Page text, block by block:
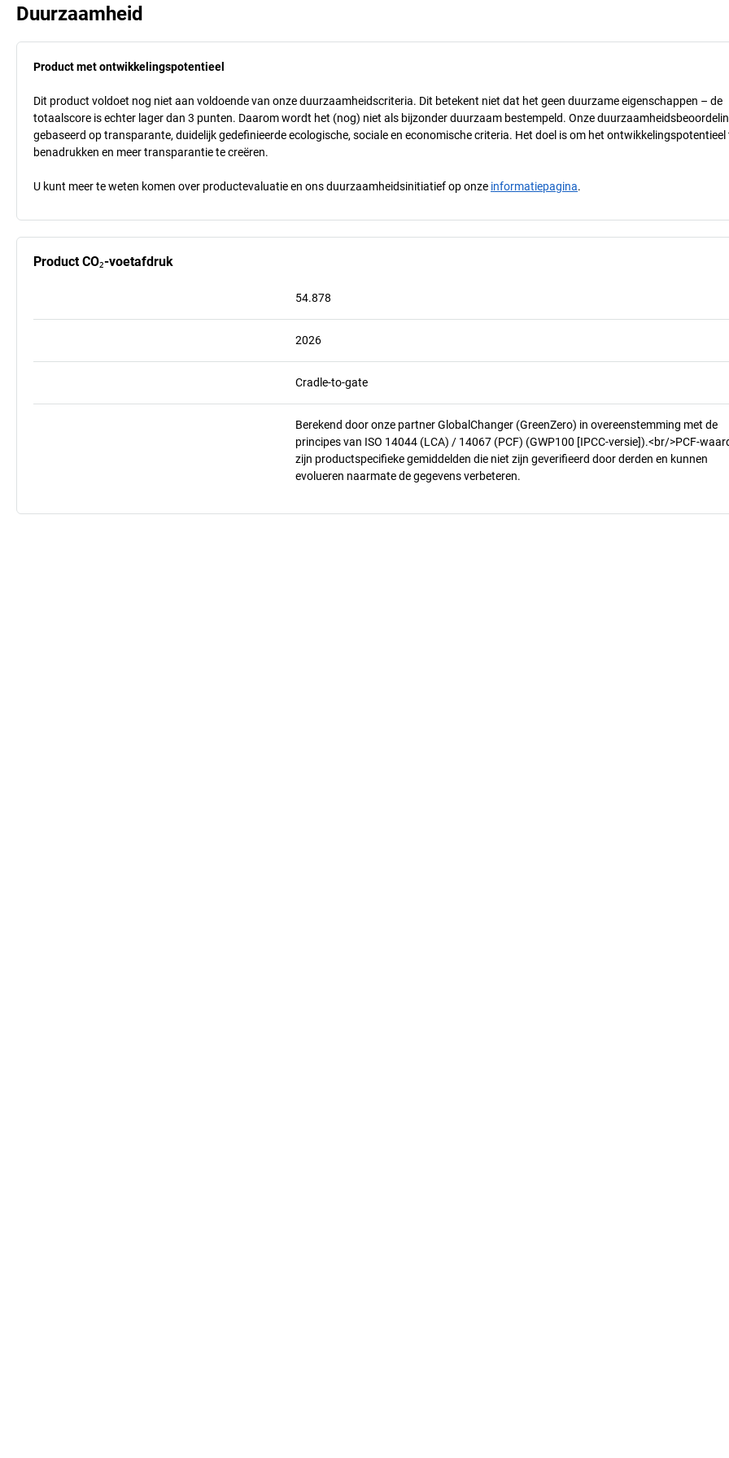
Duurzaamheid
Product met ontwikkelingspotentieel
Dit product voldoet nog niet aan voldoende van onze duurzaamheidscriteria. Dit betekent niet dat het geen duurzame eigenschappen – de
totaalscore is echter lager dan 3 punten. Daarom wordt het (nog) niet als bijzonder duurzaam bestempeld. Onze
gebaseerd op transparante, duidelijk gedefinieerde ecologische, sociale en economische criteria. Het doel is om het ontwikkelingspotentieel
benadrukken en meer transparantie te creëren.
U kunt meer te weten komen over productevaluatie en ons duurzaamheidsinitiatief op onze informatiepagina.
Product CO₂-voetafdruk
54.878
2026
Cradle-to-gate
Berekend door onze partner GlobalChanger (GreenZero) in overeenstemming met de
principes van ISO 14044 (LCA) / 14067 (PCF) (GWP100 [IPCC-versie]).<br/>PCF-
zijn productspecifieke gemiddelden die niet zijn geverifieerd door derden en kunnen
evolueren naarmate de gegevens verbeteren.